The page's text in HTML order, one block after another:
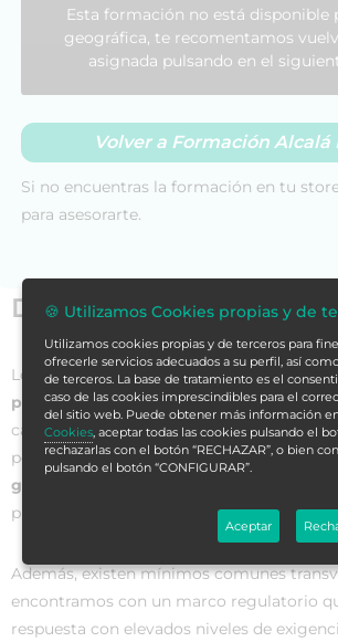
Datos generales
Los sistemas de saludestán sujetos en
profundas transformaciones, como
cambios sociodemográficos,
políticos y sanitarios, que planteanretos
gestores de las instituciones de salud
privadas.
Además, existen mínimos comunes
encontramos con un marco regulatorio
respuesta con elevados niveles de
Esta formación no está disponible
geográfica, te recomentamos
asignada pulsando en el
Volver a Formación Alcalá
Si no encuentras la formación en tu
para asesorarte.
🍪 Utilizamos Cookies propias y de
Utilizamos cookies propias y de terceros para
ofrecerle servicios adecuados a su perfil, así
de terceros. La base de tratamiento es el
caso de las cookies imprescindibles para el
del sitio web. Puede obtener más información
Cookies , aceptar todas las cookies pulsando el
rechazarlas con el botón “RECHAZAR”, o bien
pulsando el botón “CONFIGURAR”.
Aceptar